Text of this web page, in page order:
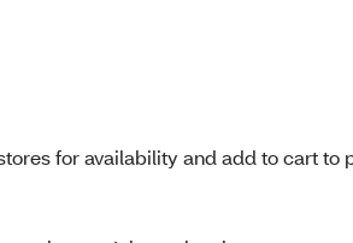
for availability and add to cart to